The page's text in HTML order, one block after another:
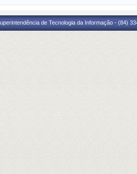
de Tecnologia da Informação - (84)